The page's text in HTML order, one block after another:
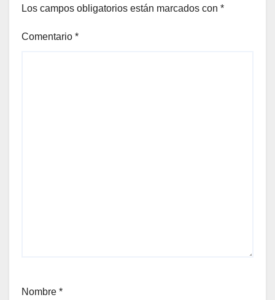
Los campos obligatorios están marcados con *
Comentario *
Nombre *